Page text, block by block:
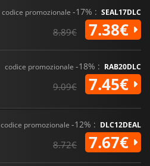
codice promozionale -17% : SEAL17DLC
8.89€ 7.38€
codice promozionale -18% : RAB20DLC
9.09€ 7.45€
codice promozionale -12% : DLC12DEAL
8.72€ 7.67€